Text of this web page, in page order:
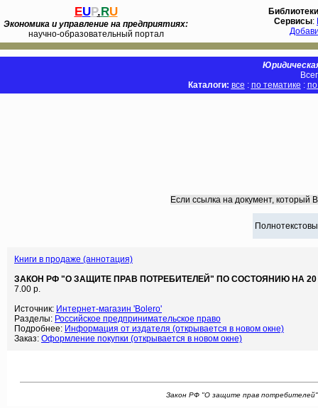
EUP.RU
Экономика и управление на предприятиях:
научно-образовательный портал
Библиотеки
Сервисы:
Каталоги: все : по тематике :
Если ссылка на документ, который
Книги в продаже (аннотация)
ЗАКОН РФ "О ЗАЩИТЕ ПРАВ ПОТРЕБИТЕЛЕЙ" ПО СОСТОЯНИЮ НА 20
7.00 р.
Источник: Интернет-магазин 'Bolero'
Разделы: Российское предпринимательское право
Подробнее: Информация от издателя (открывается в новом окне)
Заказ: Оформление покупки (открывается в новом окне)
Закон РФ "О защите прав потребителей"